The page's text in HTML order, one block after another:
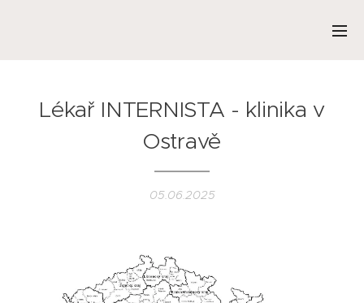
Lékař INTERNISTA - klinika v
Ostravě
05.06.2025